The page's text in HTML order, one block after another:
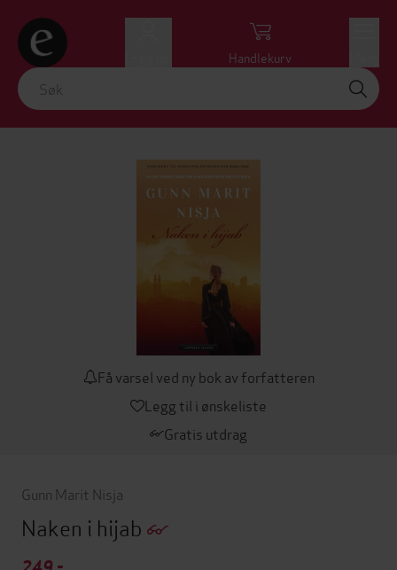
Handlekurv
Få varsel ved ny bok av forfatteren
Legg til i ønskeliste
Gratis utdrag
Gunn Marit Nisja
Naken i hijab